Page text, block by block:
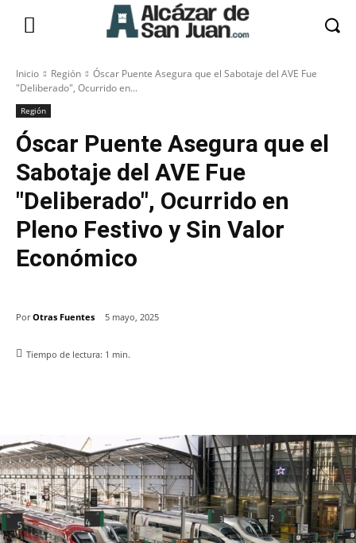
Inicio Región
Óscar Puente Asegura que el Sabotaje del AVE Fue
"Deliberado", Ocurrido en...
Región
Óscar Puente Asegura que el
Sabotaje del AVE Fue
"Deliberado", Ocurrido en
Pleno Festivo y Sin Valor
Económico
Por Otras Fuentes 5 mayo, 2025
Tiempo de lectura: 1 min.